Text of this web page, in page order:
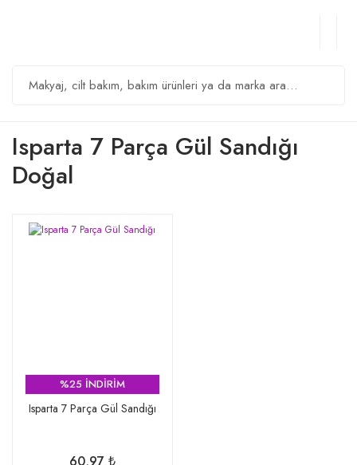
Isparta 7 Parça Gül Sandığı
Doğal
%25 İNDİRİM
Isparta 7 Parça Gül Sandığı
60,97 ₺